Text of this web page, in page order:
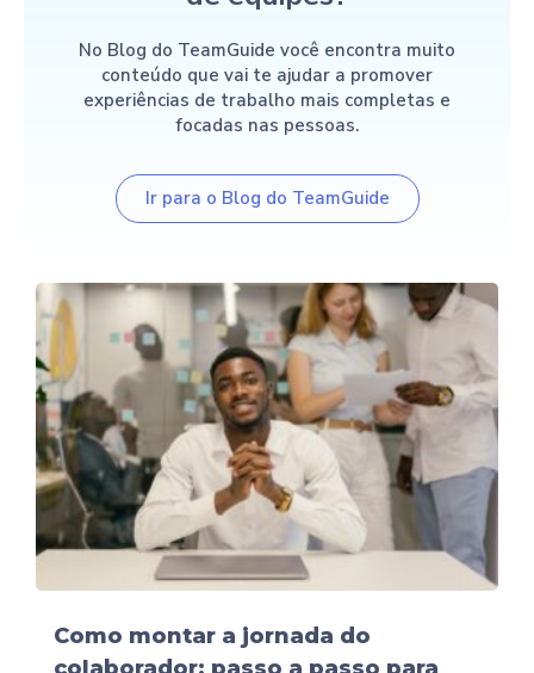
No Blog do TeamGuide você encontra muito
conteúdo que vai te ajudar a promover
experiências de trabalho mais completas e
focadas nas pessoas.
Ir para o Blog do TeamGuide
Como montar a jornada do